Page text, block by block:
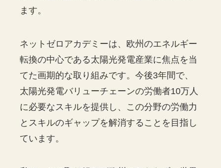
ます。
ネットゼロアカデミーは、欧州のエネルギー
転換の中心である太陽光発電産業に焦点を当
てた画期的な取り組みです。今後3年間で、
太陽光発電バリューチェーンの労働者10万人
に必要なスキルを提供し、この分野の労働力
とスキルのギャップを解消することを目指し
ています。